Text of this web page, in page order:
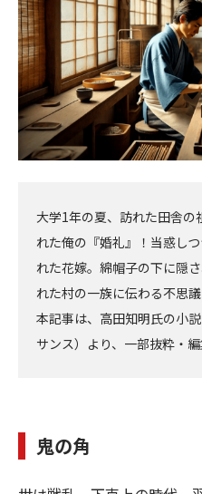
大学1年の夏、訪れた田舎の
れた俺の『婚礼』！当惑し
れた花嫁。綿帽子の下に隠
れた村の一族に伝わる不思
本記事は、高田知明氏の小
サンス）より、一部抜粋・編
鬼の角